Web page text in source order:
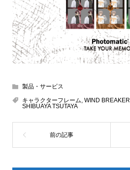
製品・サービス
キャラクターフレーム, WIND BREAKER
SHIBUAYA TSUTAYA